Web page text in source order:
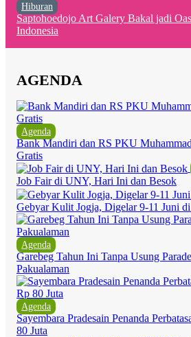
Hiburan
Saptohoedojo Art Galery Bakal jadi
Indonesia
AGENDA
Agenda
Bank Mandiri dan RS PKU
Gratis
Job Fair di UNY, Hari Ini dan Besok
Gebyar Kulit Jogja, Digelar 9-11 Juni
Agenda
Garebeg Tahun Ini Tanpa Usung
Pakualaman
Agenda
Sayembara Pradesain Penanda
80 Juta